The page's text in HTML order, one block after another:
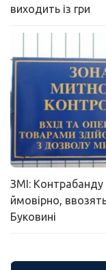
виходить із гри
ЗМІ:
ймовірно,
Буковині